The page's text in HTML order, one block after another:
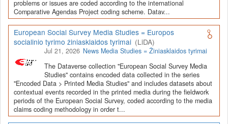
Depozitoriai, kurie norėtų deponuoti savo duomenis į LiDA
Dataverse talpyklą, turėtų susipažinti su informacija
puslapyje.
problems or issues are coded according to the international
Comparative Agendas Project coding scheme. Datav...
European Social Survey Media Studies = Europos
socialinio tyrimo žiniasklaidos tyrimai (LiDA)
Jul 21, 2026 News Media Studies = Žiniasklaidos tyrimai
The Dataverse collection "European Social Survey Media
Studies" contains encoded data collected in the series
"Encoded Data > Printed Media Studies" and includes datasets about
contextual events recorded in the printed media during the fieldwork
periods of the European Social Survey, coded according to the media
claims coding methodology in order t...